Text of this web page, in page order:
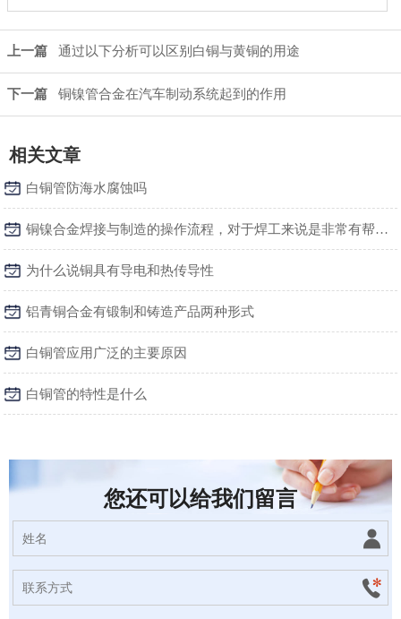
上一篇 通过以下分析可以区别白铜与黄铜的用途
下一篇 铜镍管合金在汽车制动系统起到的作用
相关文章
白铜管防海水腐蚀吗
铜镍合金焊接与制造的操作流程，对于焊工来说是非常有帮助的
为什么说铜具有导电和热传导性
铝青铜合金有锻制和铸造产品两种形式
白铜管应用广泛的主要原因
白铜管的特性是什么
您还可以给我们留言